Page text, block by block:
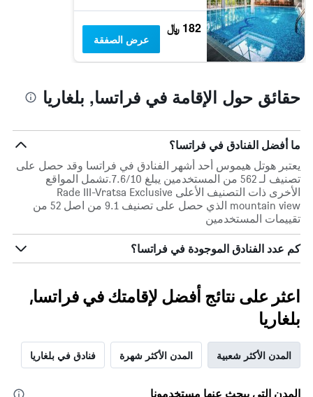
182 ﷼
عرض الصفقة
حقائق حول الإقامة في فراتسا, بلغاريا
ما أفضل الفنادق في فراتسا؟
يعتبر هوتل هيموس أحد أشهر الفنادق في فراتسا وقد حصل على
تصنيف لـ 562 من المستخدمين يبلغ 7.6/10.تشمل المواقع
الأخرى ذات التصنيف الأعلى Rade III-Vratsa Exclusive
mountain view الذي حصل على تصنيف 9.1 من اصل 52 من
تقييمات المستخدمين
كم عدد الفنادق الموجودة في فراتسا؟
اعثر على نتائج أفضل لإقامتك في فراتسا,
بلغاريا
المدن الأكثر شعبية المدن الأكثر شهرة فنادق في بلغاريا
المدن التي يبحث عنها مستخدمونا